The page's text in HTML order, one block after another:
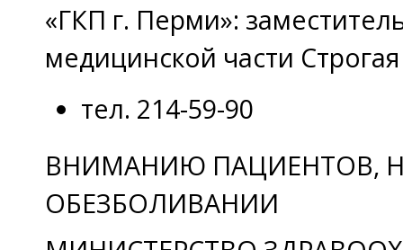
«ГКП г. Перми»:
медицинской части
тел. 214-59-90
ВНИМАНИЮ ПАЦИЕНТОВ,
ОБЕЗБОЛИВАНИИ